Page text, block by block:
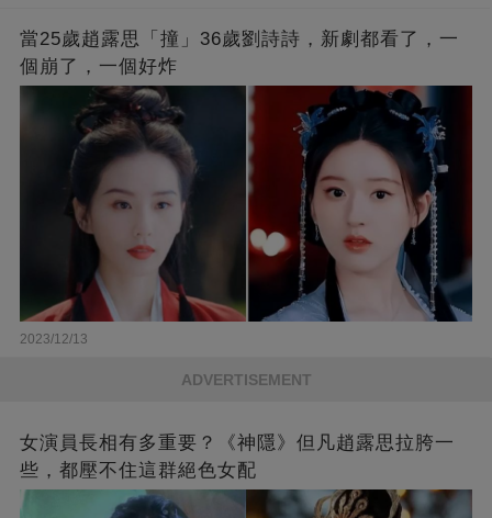
當25歲趙露思「撞」36歲劉詩詩，新劇都看了，一
個崩了，一個好炸
2023/12/13
ADVERTISEMENT
女演員長相有多重要？《神隱》但凡趙露思拉胯一
些，都壓不住這群絕色女配